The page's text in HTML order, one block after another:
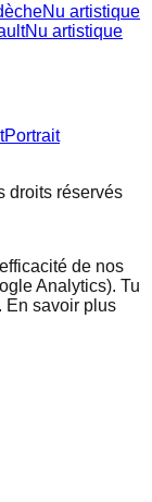
Nu artistique
Nu artistique
Portrait
réservés
de nos
Analytics). Tu
En savoir plus